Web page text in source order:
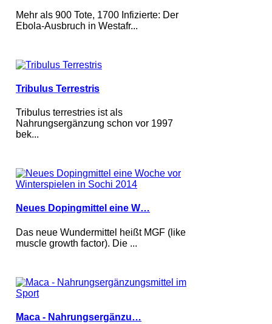
Mehr als 900 Tote, 1700 Infizierte: Der
Ebola-Ausbruch in Westafr...
Tribulus Terrestris
Tribulus terrestries ist als
Nahrungsergänzung schon vor 1997
bek...
Neues Dopingmittel eine W…
Das neue Wundermittel heißt MGF (like
muscle growth factor). Die ...
Maca - Nahrungsergänzu…